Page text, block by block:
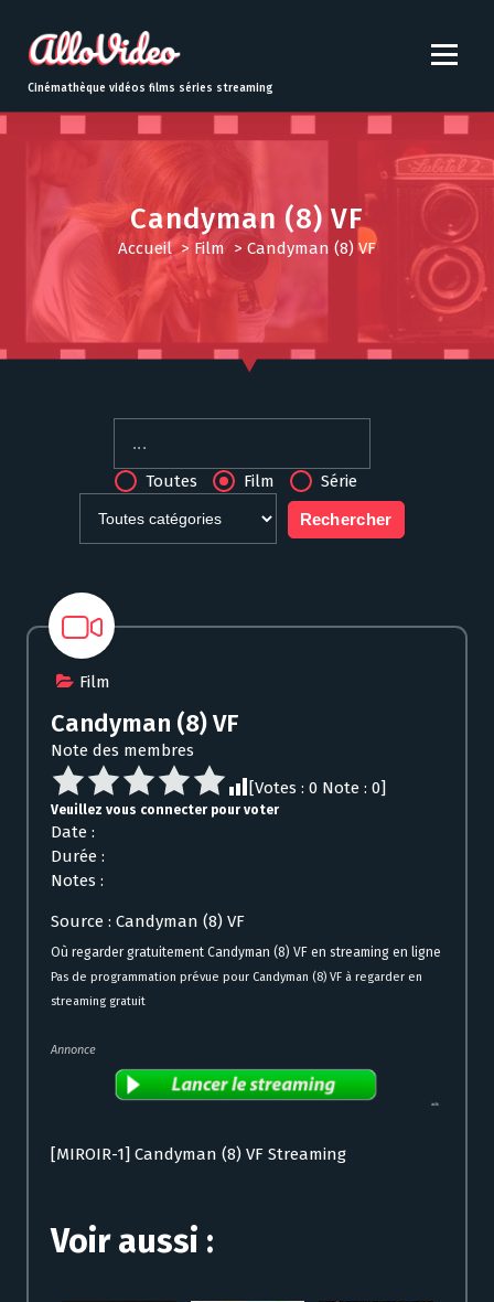
t
o
Cinémathèque vidéos films séries streaming
Candyman (8) VF
Accueil> Film> Candyman (8) VF
Toutes Film Série
Film
Candyman (8) VF
Note des membres
[Votes : 0 Note : 0]
Veuillez vous connecter pour voter
Date :
Durée :
Notes :
Source : Candyman (8) VF
Où regarder gratuitement Candyman (8) VF en streaming en ligne
Pas de programmation prévue pour Candyman (8) VF à regarder en
streaming gratuit
Annonce
[MIROIR-1] Candyman (8) VF Streaming
Voir aussi :